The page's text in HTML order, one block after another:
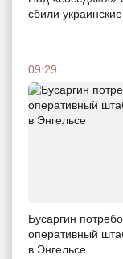
сбили
09:29
Бусаргин
оперативный
в Энгельсе